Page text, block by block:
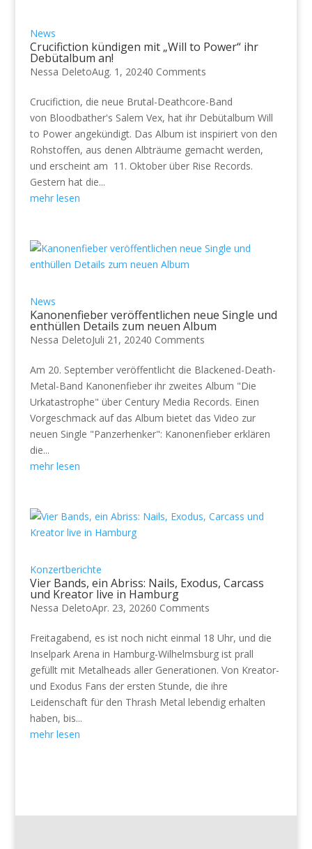
News
Crucifiction kündigen mit „Will to Power“ ihr
Debütalbum an!
Nessa DeletoAug. 1, 20240 Comments
Crucifiction, die neue Brutal-Deathcore-Band
von Bloodbather's Salem Vex, hat ihr Debütalbum Will
to Power angekündigt. Das Album ist inspiriert von den
Rohstoffen, aus denen Albträume gemacht werden,
und erscheint am 11. Oktober über Rise Records.
Gestern hat die...
mehr lesen
News
Kanonenfieber veröffentlichen neue Single und
enthüllen Details zum neuen Album
Nessa DeletoJuli 21, 20240 Comments
Am 20. September veröffentlicht die Blackened-Death-
Metal-Band Kanonenfieber ihr zweites Album "Die
Urkatastrophe" über Century Media Records. Einen
Vorgeschmack auf das Album bietet das Video zur
neuen Single "Panzerhenker": Kanonenfieber erklären
die...
mehr lesen
Konzertberichte
Vier Bands, ein Abriss: Nails, Exodus, Carcass
und Kreator live in Hamburg
Nessa DeletoApr. 23, 20260 Comments
Freitagabend, es ist noch nicht einmal 18 Uhr, und die
Inselpark Arena in Hamburg-Wilhelmsburg ist prall
gefüllt mit Metalheads aller Generationen. Von Kreator-
und Exodus Fans der ersten Stunde, die ihre
Leidenschaft für den Thrash Metal lebendig erhalten
haben, bis...
mehr lesen